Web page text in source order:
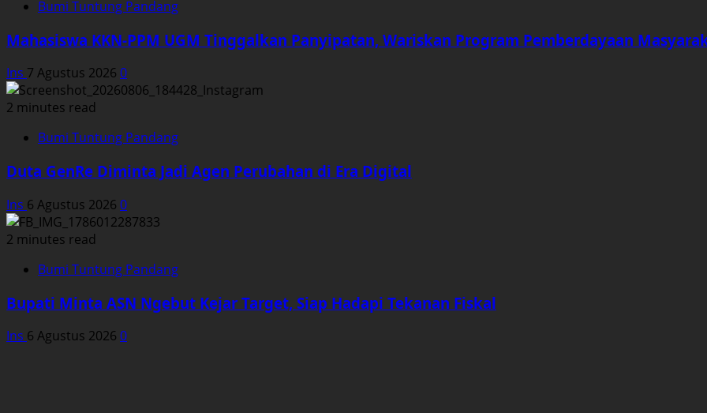
Bumi Tuntung Pandang
Mahasiswa KKN-PPM UGM Tinggalkan Panyipatan, Wariskan Program Pemberdayaan
Ins 7 Agustus 2026 0
2 minutes read
Bumi Tuntung Pandang
Duta GenRe Diminta Jadi Agen Perubahan di Era Digital
Ins 6 Agustus 2026 0
2 minutes read
Bumi Tuntung Pandang
Bupati Minta ASN Ngebut Kejar Target, Siap Hadapi Tekanan Fiskal
Ins 6 Agustus 2026 0